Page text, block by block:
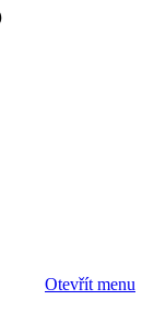
Otevřít menu